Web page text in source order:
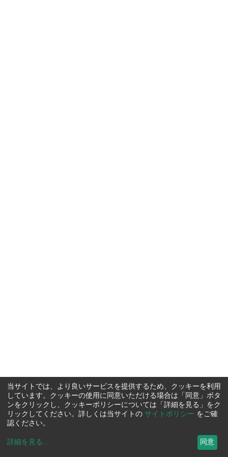
当サイトでは、より良いサービスを提供するため、クッキーを利用
しています。クッキーの使用に同意いただける場合は「同意」ボタ
ンをクリックし、クッキーポリシーについては「詳細を見る」をク
リックしてください。詳しくは当サイトの サイトポリシー をご確
認ください。
詳細を見る ... 同意